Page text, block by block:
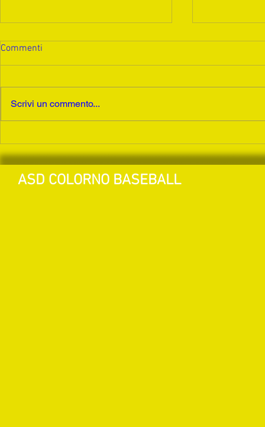
Bussolati per il contributo
all'acquisto della prima maglia.
prima volta
Commenti
Scrivi un commento...
ASD COLORNO BASEBALL